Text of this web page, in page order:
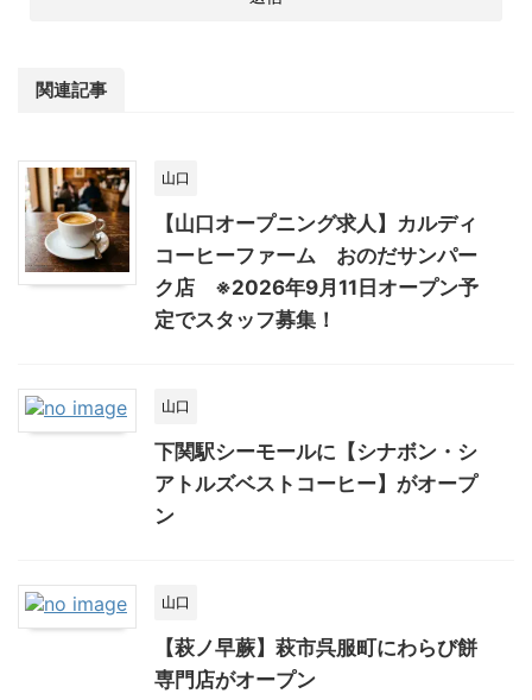
関連記事
山口
【山口オープニング求人】カルディ
コーヒーファーム おのだサンパー
ク店 ※2026年9月11日オープン予
定でスタッフ募集！
山口
下関駅シーモールに【シナボン・シ
アトルズベストコーヒー】がオープ
ン
山口
【萩ノ早蕨】萩市呉服町にわらび餅
専門店がオープン